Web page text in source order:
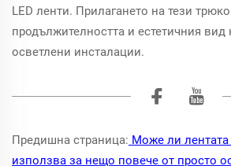
LED ленти. Прилагането на тези
продължителността и естетичния вид
осветлени инсталации.
Предишна страница: Може ли лентата
използва за нещо повече от просто